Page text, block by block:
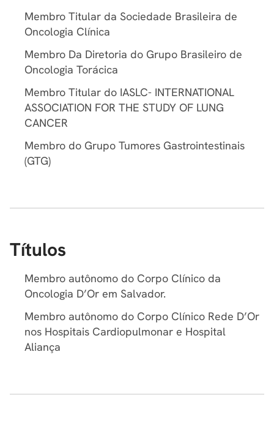
Membro Titular da Sociedade Brasileira de
Oncologia Clínica
Membro Da Diretoria do Grupo Brasileiro de
Oncologia Torácica
Membro Titular do IASLC- INTERNATIONAL
ASSOCIATION FOR THE STUDY OF LUNG
CANCER
Membro do Grupo Tumores Gastrointestinais
(GTG)
Títulos
Membro autônomo do Corpo Clínico da
Oncologia D’Or em Salvador.
Membro autônomo do Corpo Clínico Rede D’Or
nos Hospitais Cardiopulmonar e Hospital
Aliança